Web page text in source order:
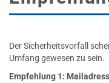
Der Sicherheitsvorfall
Umfang gewesen zu sein.
Empfehlung 1: